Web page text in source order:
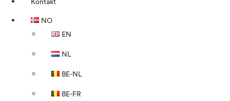
Kontakt
NO
EN
NL
BE-NL
BE-FR